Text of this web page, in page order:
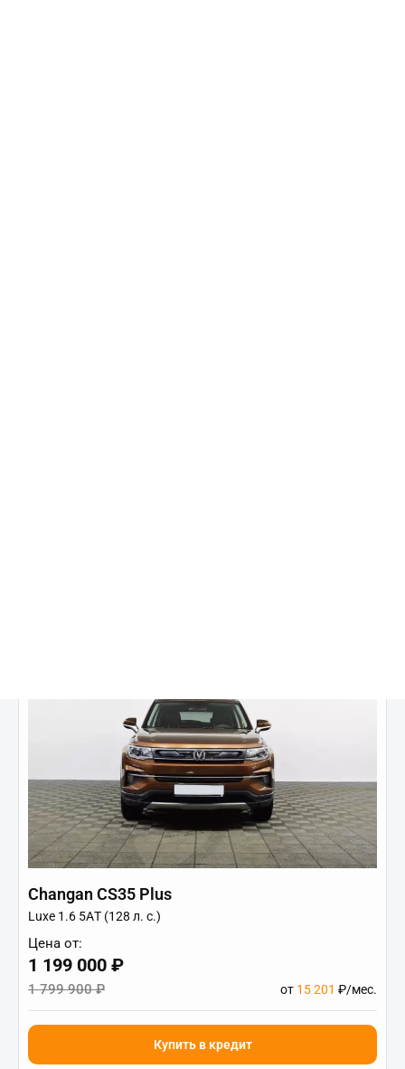
Changan CS35 Plus
Luxe 1.6 5АT (128 л. с.)
Цена от:
1 199 000 ₽
1 799 900 ₽ от 15 201 ₽/мес.
Купить в кредит